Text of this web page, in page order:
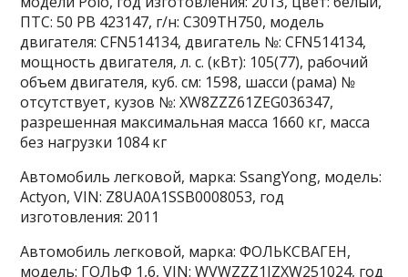
ПТС: 50 РВ 423147, г/н: С309ТН750, модель
двигателя: CFN514134, двигатель №: CFN514134,
мощность двигателя, л. с. (кВт): 105(77), рабочий
объем двигателя, куб. см: 1598, шасси (рама) №
отсутствует, кузов №: XW8ZZZ61ZEG036347,
разрешенная максимальная масса 1660 кг, масса
без нагрузки 1084 кг
Автомобиль легковой, марка: SsangYong, модель:
Actyon, VIN: Z8UA0A1SSB0008053, год
изготовления: 2011
Автомобиль легковой, марка: ФОЛЬКСВАГЕН,
модель: ГОЛЬФ 1,6, VIN: WVWZZZ1JZXW251024, год